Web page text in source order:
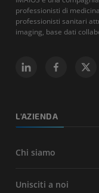
professionisti di
professionisti sanitari
imaging, base dati
L'AZIENDA
Chi siamo
Unisciti a noi